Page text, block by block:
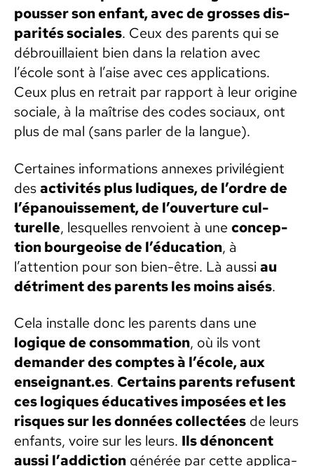
pouss­er son enfant, avec de gross­es dis­
par­ités sociales. Ceux des par­ents qui se
débrouil­laient bien dans la rela­tion avec
l’école sont à l’aise avec ces appli­ca­tions.
Ceux plus en retrait par rap­port à leur orig­ine
sociale, à la maîtrise des codes soci­aux, ont
plus de mal (sans par­ler de la langue).
Cer­taines infor­ma­tions annex­es priv­ilégient
desactiv­ités plus ludiques, de l’ordre de
l’épanouissement, de l’ouverture cul­
turelle, lesquelles ren­voient à une con­cep­
tion bour­geoise de l’éducation, à
l’attention pour son bien-être. Là aus­siau
détri­ment des par­ents les moins aisés.
Cela installe donc les par­ents dans une
logique de con­som­ma­tion, où ils vont
deman­der des comptes à l’école, aux
enseignant.es. Cer­tains par­ents refusent
ces logiques éduca­tives imposées et les
risques sur les don­nées col­lec­tées de leurs
enfants, voire sur les leurs. Ils dénon­cent
aus­si l’ad­dic­tion générée par cette appli­ca­